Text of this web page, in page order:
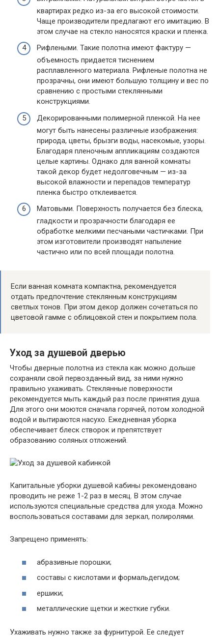
квартирах редко из-за его высокой стоимости.
Чаще производители предлагают его имитацию. В
этом случае на стекло наносятся краски и пленка.
Рифлеными. Такие полотна имеют фактуру —
объемность придается тиснением
расплавленного материала. Рифленые полотна не
прозрачны, они имеют большую толщину и вес по
сравнению с простыми стеклянными
конструкциями.
Декорированными полимерной пленкой. На нее
могут быть нанесены различные изображения:
природа, цветы, брызги воды, насекомые, узоры.
Благодаря пленочным аппликациям создаются
целые картины. Однако для ванной комнаты
такой декор будет недолговечным — из-за
высокой влажности и перепадов температур
пленка быстро отклеивается.
Матовыми. Поверхность получается без блеска,
гладкости и прозрачности благодаря ее
обработке мелкими песчаными частичками. При
этом изготовители производят напыление
частично или по всей площади полотна.
Если ванная комната компактна, рекомендуется
отдать предпочтение стеклянным конструкциям
светлых тонов. При этом декор должен сочетаться по
цветовой гамме с облицовкой стен и покрытием пола.
Уход за душевой дверью
Чтобы дверные полотна из стекла как можно дольше
сохраняли свой первозданный вид, за ними нужно
правильно ухаживать. Стеклянные поверхности
рекомендуется мыть каждый раз после принятия душа.
Для этого они моются сначала горячей, потом холодной
водой и вытираются насухо. Ежедневная уборка
обеспечивает блеск створок и препятствует
образованию соляных отложений.
Капитальные уборки душевой кабины рекомендовано
проводить не реже 1-2 раз в месяц. В этом случае
используются специальные средства для ухода. Можно
воспользоваться составами для зеркал, полиролями.
Запрещено применять:
абразивные порошки;
составы с кислотами и формальдегидом;
ершики;
металлические щетки и жесткие губки.
Ухаживать нужно также за фурнитурой. Ее следует